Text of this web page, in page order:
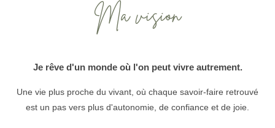
Ma vision
Je rêve d'un monde où l'on peut vivre autrement.
Une vie plus proche du vivant, où chaque savoir-faire retrouvé
est un pas vers plus d'autonomie, de confiance et de joie.